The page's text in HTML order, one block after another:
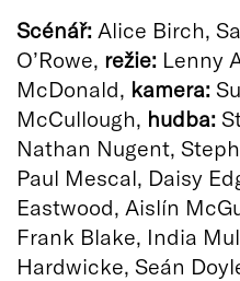
Scénář: Alice Birch,
O’Rowe, režie: Lenny
McDonald, kamera:
McCullough, hudba:
Nathan Nugent,
Paul Mescal, Daisy
Eastwood, Aislín
Frank Blake, India
Hardwicke, Seán